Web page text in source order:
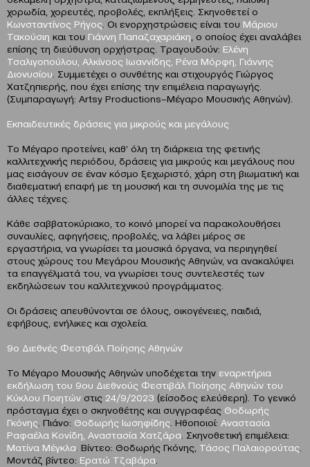
χορωδία, χορευτές, προβολές, εκπλήξεις. Σκηνοθετεί ο
Κωνσταντίνος Ρήγος . Οι ενορχηστρώσεις είναι του Μάριου
Τακούσιη και του Γιάννη Παπαζαχαριάκη , ο οποίος έχει αναλάβει
επίσης τη διεύθυνση ορχήστρας. Τραγουδούν: Ελένη
Τσαλιγοπούλου, Αλκίνοος Ιωαννίδης, Ρένα Μόρφη, Γιάννης
Διονυσίου . Συμμετέχει ο συνθέτης και στιχουργός Γιώργος
Χατζηπιερής, που έχει επίσης την επιμέλεια παραγωγής.
(Συμπαραγωγή: Artsy Productions–Μέγαρο Μουσικής Αθηνών).
Εκπαιδευτικές δράσεις για μικρούς και μεγάλους
Το Μέγαρο προτείνει, καθ’ όλη τη διάρκεια της φετινής
καλλιτεχνικής περιόδου, δράσεις για μικρούς και μεγάλους που
μας εισάγουν σε έναν κόσμο ξεχωριστό, χάρη στη βιωματική και
διαθεματική επαφή με τη μουσική και τη συνομιλία της με τις
άλλες τέχνες.
Κάθε σαββατοκύριακο, το κοινό μπορεί να παρακολουθήσει
συναυλίες, αφηγήσεις, προβολές, να λάβει μέρος σε
εργαστήρια, να γνωρίσει τα μουσικά όργανα, να περιηγηθεί
στους χώρους του Μεγάρου Μουσικής Αθηνών, να ανακαλύψει
τα επαγγέλματά του, να γνωρίσει τους συντελεστές των
εκδηλώσεων του καλλιτεχνικού προγράμματος.
Οι δράσεις απευθύνονται σε όλους, οικογένειες, παιδιά,
εφήβους, ενήλικες και σχολεία.
9ο Διεθνές Φεστιβάλ Ποίησης Αθηνών
Το Μέγαρο Μουσικής Αθηνών υποδέχεται την εναρκτήρια
εκδήλωση του 9ου Διεθνούς Φεστιβάλ Ποίησης Αθηνών του
Κύκλου Ποιητών στις 24/9/2023 (είσοδος ελεύθερη). Το γενικό
πρόσταγμα έχει ο σκηνοθέτης και συγγραφέας Θοδωρής
Γκόνης . Πιάνο: Θοδωρής Ιωσηφίδης . Ηθοποιοί: Αναστασία
Ραφαέλα Κονίδη, Αναστασία Χατζάρα . Σκηνοθετική επιμέλεια:
Ματίνα Μέγκλα . Βίντεο: Θοδωρής Γκόνης, Τάσος Παλαιορούτας
Μοντάζ βίντεο: Ερατώ Τζαβάρα